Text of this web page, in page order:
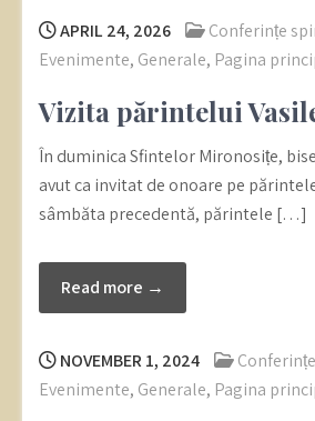
APRIL 24, 2026 Conferințe
Evenimente, Generale, Pagina
Vizita părintelui
În duminica Sfintelor Mironosițe,
avut ca invitat de onoare pe
sâmbăta precedentă, părintele […]
Read more →
NOVEMBER 1, 2024
Evenimente, Generale, Pagina